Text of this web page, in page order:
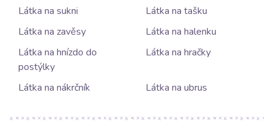
Látka na sukni
Látka na tašku
Látka na zavěsy
Látka na halenku
Látka na hnízdo do
postýlky
Látka na hračky
Látka na nákrčník Látka na ubrus